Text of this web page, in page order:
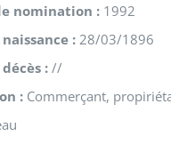
nomination : 1992
: 28/03/1896
: //
: Commerçant,